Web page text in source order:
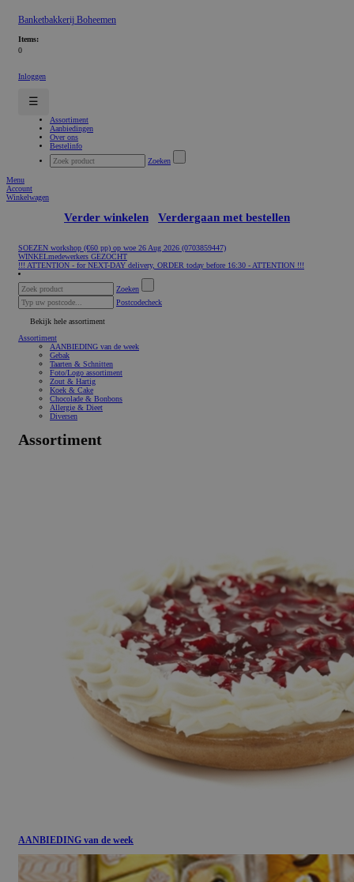
Banketbakkerij Boheemen
Items:
0
Inloggen
☰
Assortiment
Aanbiedingen
Over ons
Bestelinfo
Zoeken
Menu
Account
Winkelwagen
Verder winkelen Verdergaan met bestellen
SOEZEN workshop (€60 pp) op woe 26 Aug 2026 (0703859447)
WINKELmedewerkers GEZOCHT
!!! ATTENTION - for NEXT-DAY delivery, ORDER today before 16:30 - ATTENTION !!!
Zoeken
Postcodecheck
Bekijk hele assortiment
Assortiment
AANBIEDING van de week
Gebak
Taarten & Schnitten
Foto/Logo assortiment
Zout & Hartig
Koek & Cake
Chocolade & Bonbons
Allergie & Dieet
Diversen
Assortiment
AANBIEDING van de week